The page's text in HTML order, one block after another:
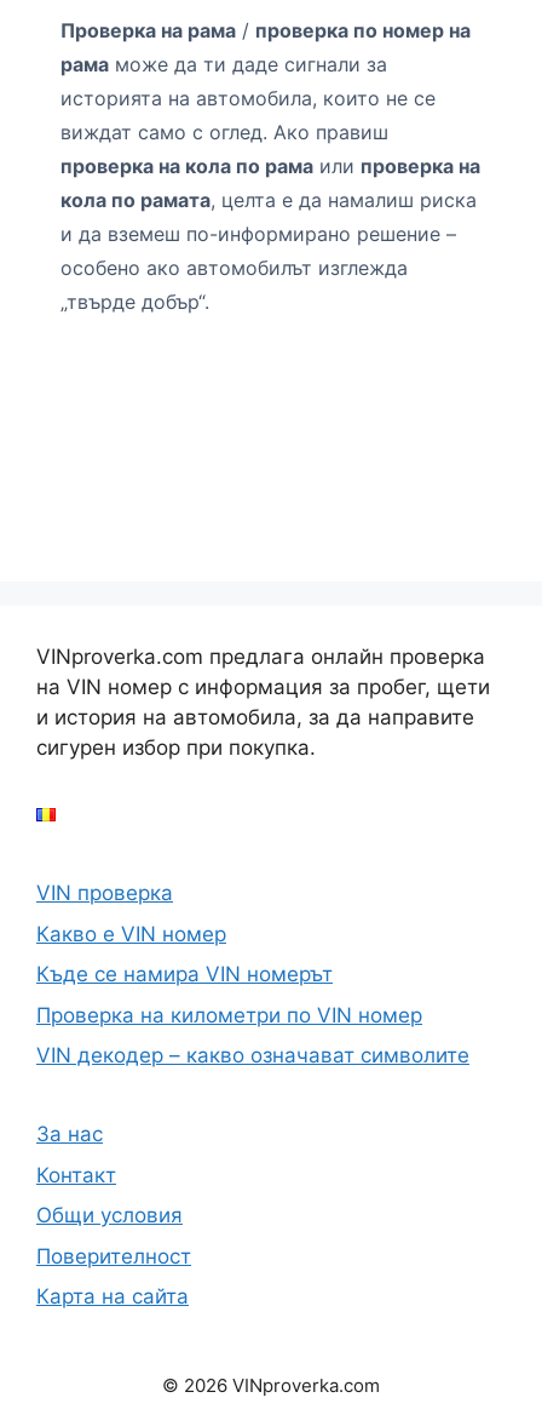
Проверка на рама / проверка по номер на
рама може да ти даде сигнали за
историята на автомобила, които не се
виждат само с оглед. Ако правиш
проверка на кола по рама или проверка на
кола по рамата, целта е да намалиш риска
и да вземеш по-информирано решение –
особено ако автомобилът изглежда
„твърде добър“.
VINproverka.com предлага онлайн проверка
на VIN номер с информация за пробег, щети
и история на автомобила, за да направите
сигурен избор при покупка.
VIN проверка
Какво е VIN номер
Къде се намира VIN номерът
Проверка на километри по VIN номер
VIN декодер – какво означават символите
За нас
Контакт
Общи условия
Поверителност
Карта на сайта
© 2026 VINproverka.com